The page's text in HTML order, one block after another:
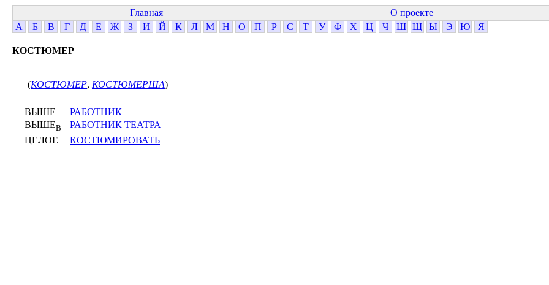
Главная О проекте
А
Б В Г Д Е Ж З И Й К Л М Н О П Р С Т У Ф Х Ц Ч Ш Щ Ы Э Ю Я
КОСТЮМЕР
(КОСТЮМЕР, КОСТЮМЕРША)
ВЫШЕ
РАБОТНИК
ВЫШЕВ
РАБОТНИК ТЕАТРА
ЦЕЛОЕ
КОСТЮМИРОВАТЬ